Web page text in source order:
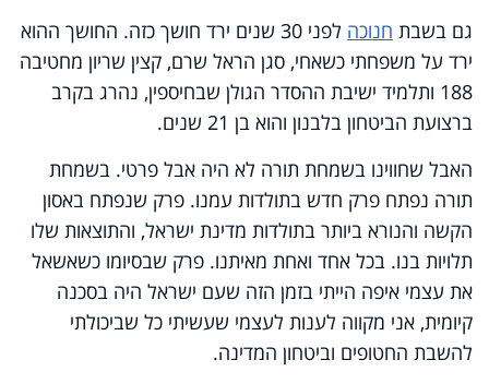
גם בשבת חנוכה
לפני 30 שנים ירד חושך כזה. החושך ההוא
ירד על משפחתי כשאחי, סגן הראל שרם, קצין שריון מחטיבה
188 ותלמיד ישיבת ההסדר הגולן שבחיספין, נהרג בקרב
ברצועת הביטחון בלבנון והוא בן 21 שנים.
האבל שחווינו בשמחת תורה לא היה אבל פרטי. בשמחת
תורה נפתח פרק חדש בתולדות עמנו. פרק שנפתח באסון
הקשה והנורא ביותר בתולדות מדינת ישראל, והתוצאות שלו
תלויות בנו. בכל אחד ואחת מאיתנו. פרק שבסיומו כשאשאל
את עצמי איפה הייתי בזמן הזה שעם ישראל היה בסכנה
קיומית, אני מקווה לענות לעצמי שעשיתי כל שביכולתי
להשבת החטופים וביטחון המדינה.